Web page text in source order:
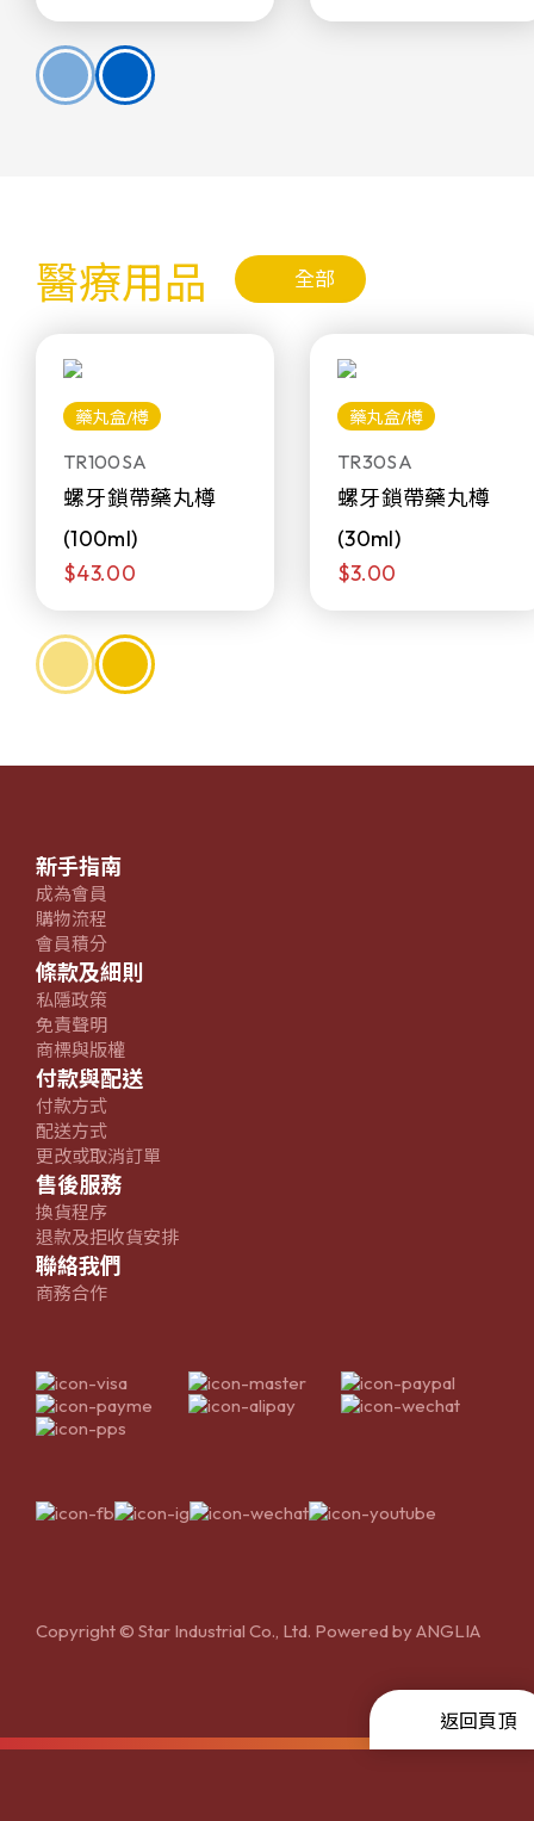
醫療用品 全部
藥丸盒/樽
TR100SA
螺牙鎖帶藥丸樽
(100ml)
$43.00
藥丸盒/樽
TR30SA
螺牙鎖帶藥丸樽
(30ml)
$3.00
新手指南
成為會員
購物流程
會員積分
條款及細則
私隱政策
免責聲明
商標與版權
付款與配送
付款方式
配送方式
更改或取消訂單
售後服務
換貨程序
退款及拒收貨安排
聯絡我們
商務合作
Copyright © Star Industrial Co., Ltd. Powered byANGLIA
返回頁頂